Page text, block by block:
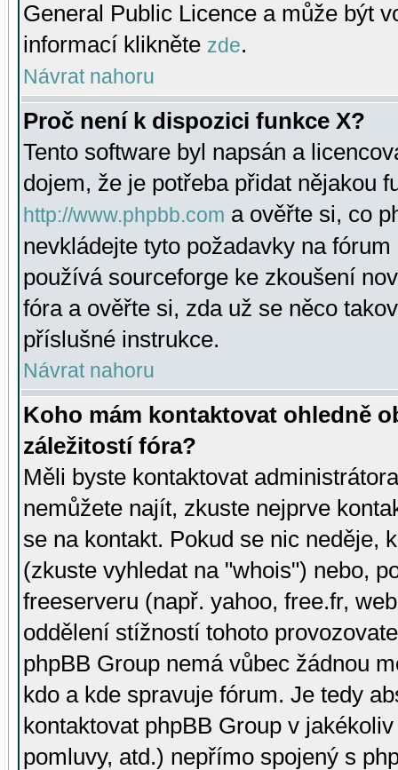
General Public Licence a může být
informací klikněte zde.
Návrat nahoru
Proč není k dispozici funkce X?
Tento software byl napsán a
dojem, že je potřeba přidat nějakou
http://www.phpbb.com a ověřte si, co
nevkládejte tyto požadavky na
používá sourceforge ke zkoušení
fóra a ověřte si, zda už se něco
příslušné instrukce.
Návrat nahoru
Koho mám kontaktovat ohledně
záležitostí fóra?
Měli byste kontaktovat
nemůžete najít, zkuste nejprve
se na kontakt. Pokud se nic neděje,
(zkuste vyhledat na "whois") nebo,
freeserveru (např. yahoo, free.fr,
oddělení stížností tohoto
phpBB Group nemá vůbec žádnou
kdo a kde spravuje fórum. Je tedy
kontaktovat phpBB Group v
pomluvy, atd.) nepřímo spojený s